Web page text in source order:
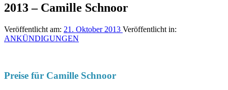
2013 – Camille Schnoor
Veröffentlicht am: 21. Oktober 2013 Veröffentlicht in:
ANKÜNDIGUNGEN
Preise für Camille Schnoor